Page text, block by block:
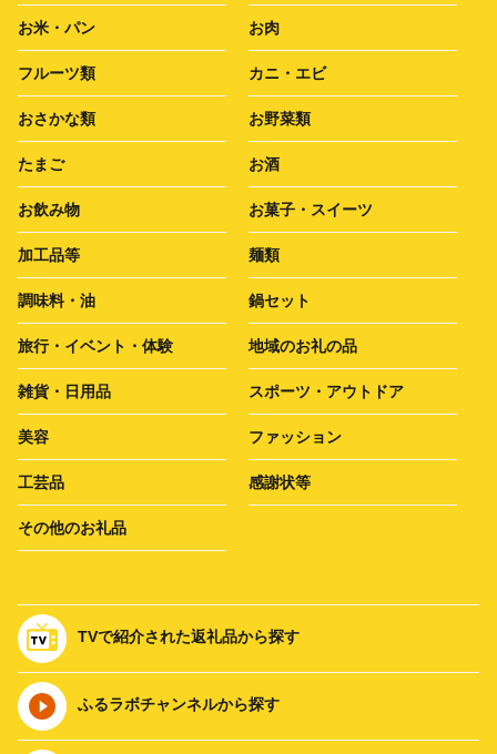
お米・パン お肉
フルーツ類 カニ・エビ
おさかな類 お野菜類
たまご お酒
お飲み物 お菓子・スイーツ
加工品等 麺類
調味料・油 鍋セット
旅行・イベント・体験 地域のお礼の品
雑貨・日用品 スポーツ・アウトドア
美容 ファッション
工芸品 感謝状等
その他のお礼品
TVで紹介された返礼品から探す
ふるラボチャンネルから探す